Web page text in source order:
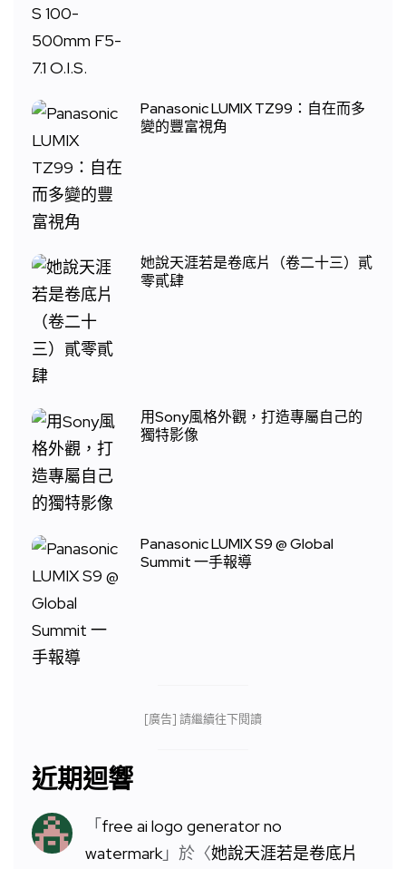
Panasonic LUMIX TZ99：自在而多
變的豐富視角
她說天涯若是卷底片（卷二十三）貳
零貳肆
用Sony風格外觀，打造專屬自己的
獨特影像
Panasonic LUMIX S9 @ Global
Summit 一手報導
[廣告] 請繼續往下閱讀
近期迴響
「free ai logo generator no
watermark」於〈她說天涯若是卷底片